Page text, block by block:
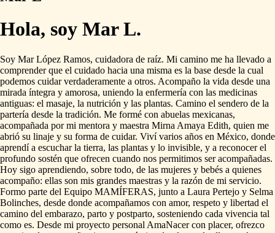
Hola, soy Mar L.
Soy Mar López Ramos, cuidadora de raíz. Mi camino me ha llevado a
comprender que el cuidado hacia una misma es la base desde la cual
podemos cuidar verdaderamente a otros. Acompaño la vida desde una
mirada íntegra y amorosa, uniendo la enfermería con las medicinas
antiguas: el masaje, la nutrición y las plantas. Camino el sendero de la
partería desde la tradición. Me formé con abuelas mexicanas,
acompañada por mi mentora y maestra Mirna Amaya Edith, quien me
abrió su linaje y su forma de cuidar. Viví varios años en México, donde
aprendí a escuchar la tierra, las plantas y lo invisible, y a reconocer el
profundo sostén que ofrecen cuando nos permitimos ser acompañadas.
Hoy sigo aprendiendo, sobre todo, de las mujeres y bebés a quienes
acompaño: ellas son mis grandes maestras y la razón de mi servicio.
Formo parte del Equipo MAMÍFERAS, junto a Laura Pertejo y Selma
Bolinches, desde donde acompañamos con amor, respeto y libertad el
camino del embarazo, parto y postparto, sosteniendo cada vivencia tal
como es. Desde mi proyecto personal AmaNacer con placer, ofrezco